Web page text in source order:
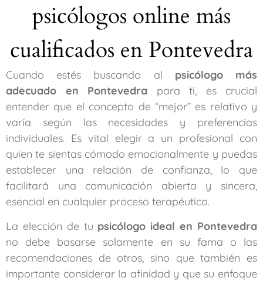
psicólogos online más
cualificados en Pontevedra
Cuando estés buscando al psicólogo más
adecuado en Pontevedra para ti, es crucial
entender que el concepto de “mejor” es relativo y
varía según las necesidades y preferencias
individuales. Es vital elegir a un profesional con
quien te sientas cómodo emocionalmente y puedas
establecer una relación de confianza, lo que
facilitará una comunicación abierta y sincera,
esencial en cualquier proceso terapéutico.
La elección de tu psicólogo ideal en Pontevedra
no debe basarse solamente en su fama o las
recomendaciones de otros, sino que también es
importante considerar la afinidad y que su enfoque